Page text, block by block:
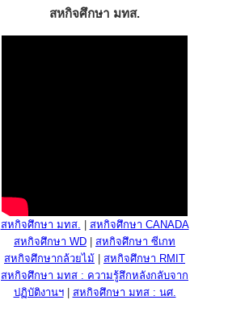
สหกิจศึกษา มทส.
สหกิจศึกษา มทส.
สหกิจศึกษา CANADA
สหกิจศึกษา WD
สหกิจศึกษา ซีเกท
สหกิจศึกษากล้วยไม้
สหกิจศึกษา RMIT
สหกิจศึกษา มทส : ความรู้สึกหลังกลับจาก
ปฏิบัติงานฯ| สหกิจศึกษา มทส : นศ.